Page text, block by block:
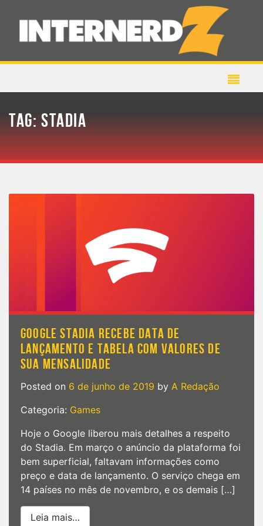
TAG:STADIA
GOOGLE STADIA RECEBE DATA DE
LANÇAMENTO E TABELA COM VALORES DE
SUA MENSALIDADE
Posted on 6 de junho de 2019 by A Redação
Categoria: Games
Hoje o Google liberou mais detalhes a respeito
do Stadia. Em março o anúncio da plataforma foi
bem superficial, faltavam informações como
preço e data de lançamento. O serviço chega em
14 países no mês de novembro, e os demais […]
Leia mais…